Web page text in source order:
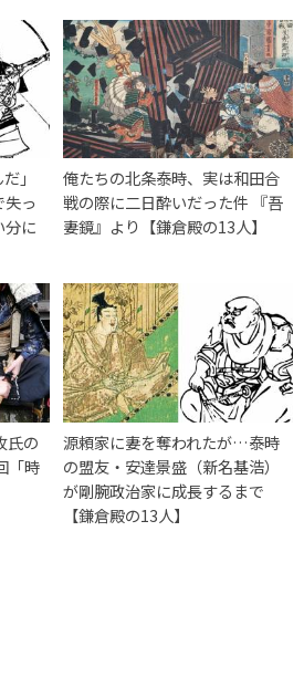
」
っ
分に
俺たちの北条泰時、実は和田合
戦の際に二日酔いだった件 『吾
妻鏡』より【鎌倉殿の13人】
氏の
「時
源頼家に妻を奪われたが…泰時
の盟友・安達景盛（新名基浩）
が剛腕政治家に成長するまで
【鎌倉殿の13人】